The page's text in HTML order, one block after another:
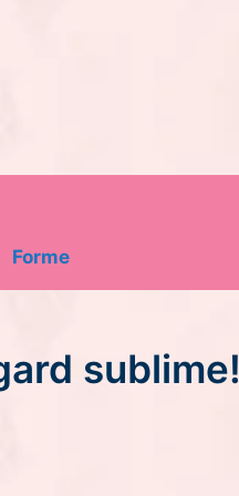
Forme
sublime!